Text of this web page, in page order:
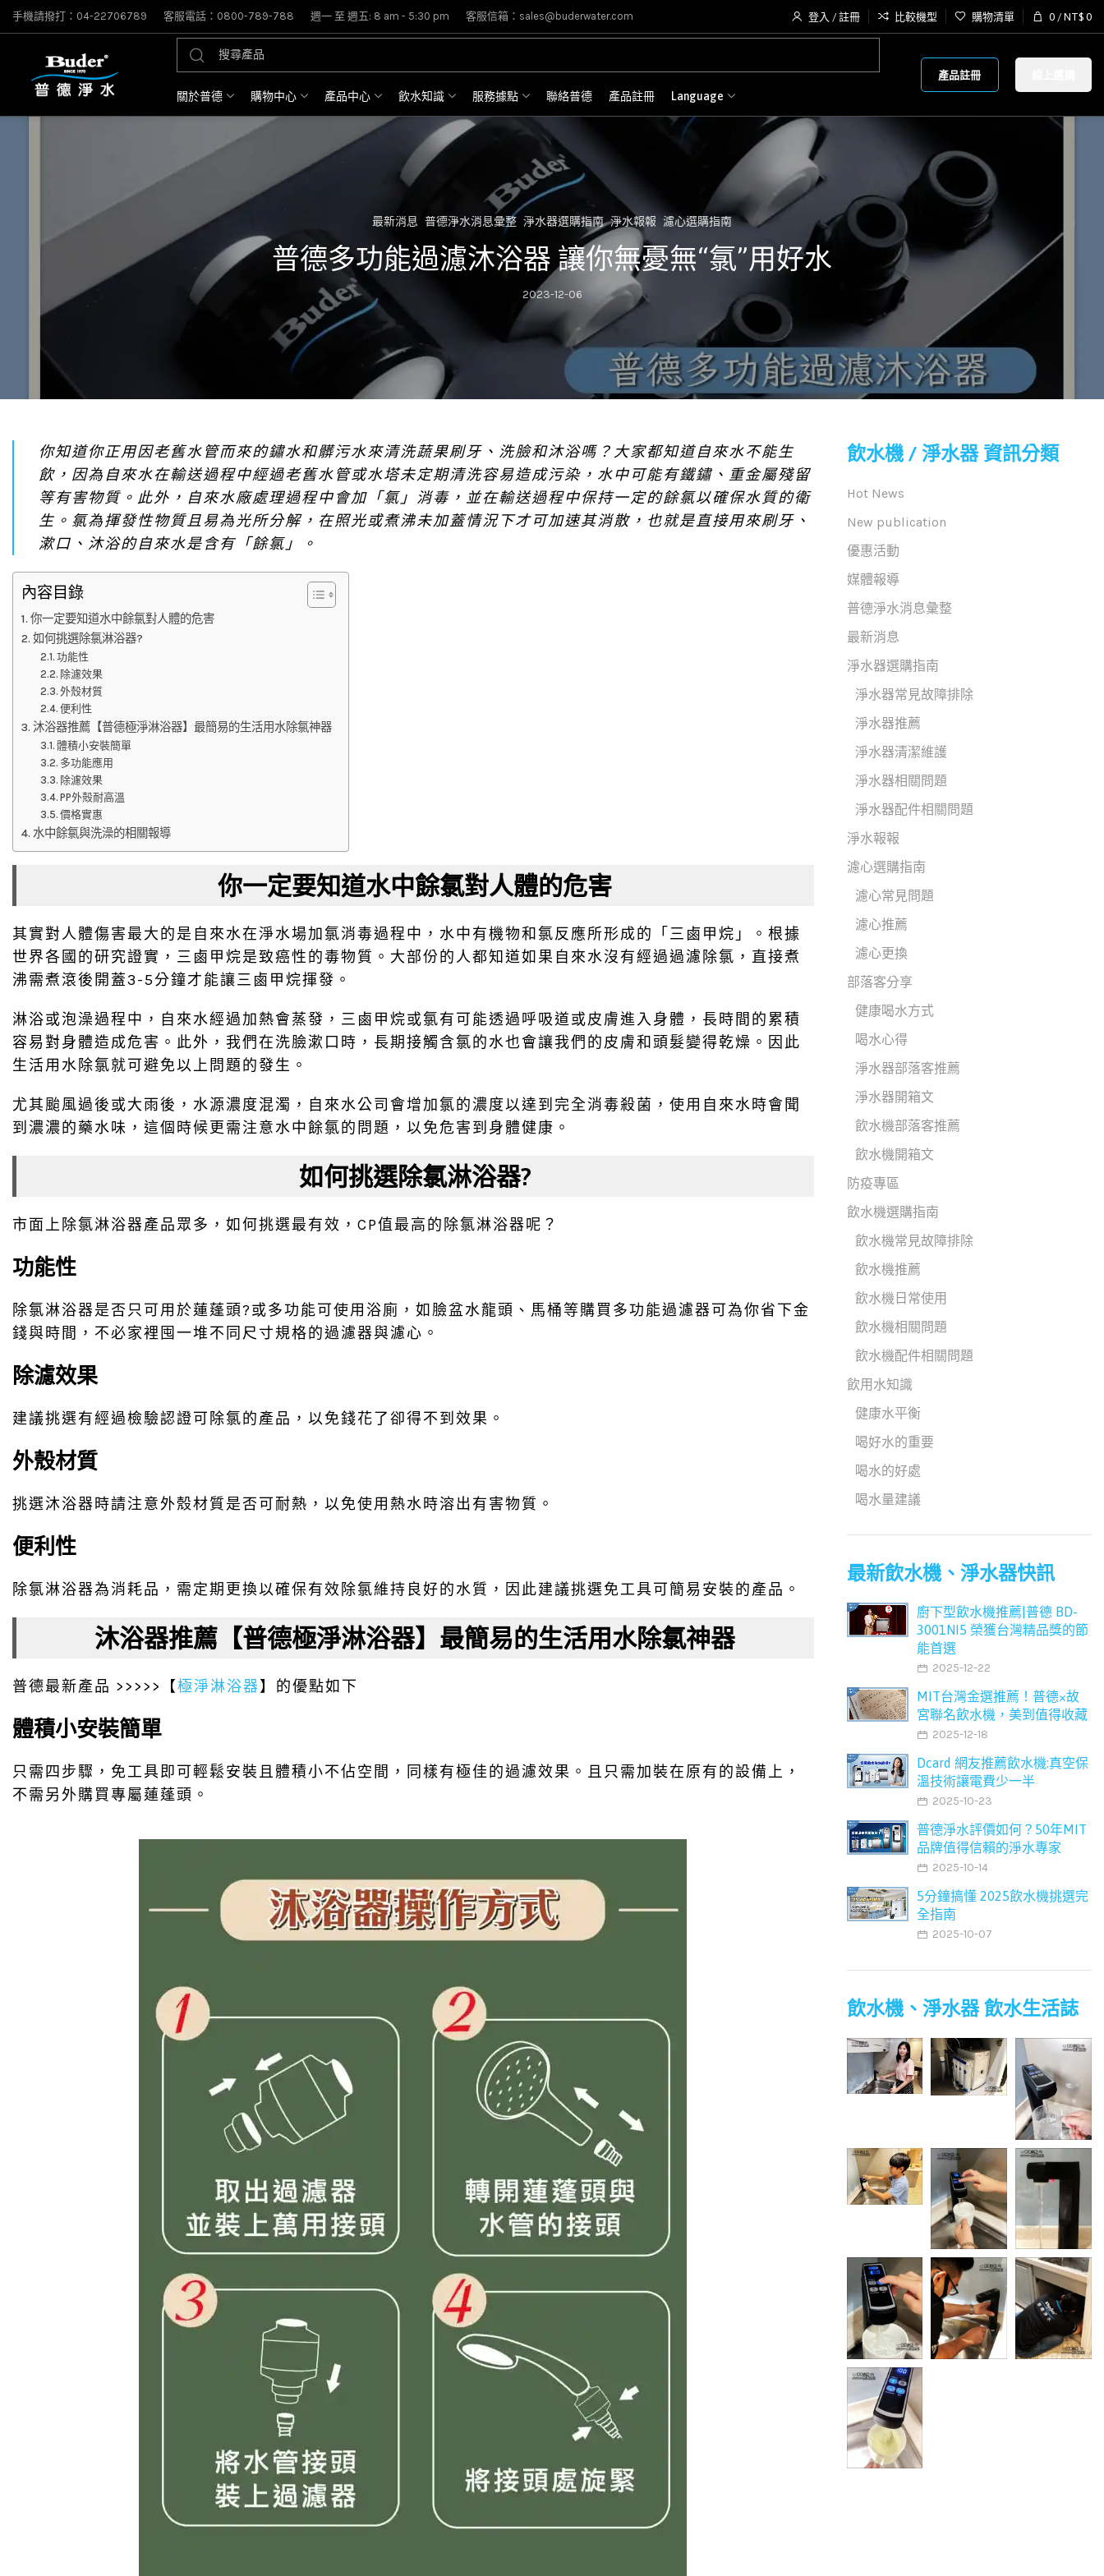
手機請撥打：04-22706789 客服電話：0800-789-788 週一 至 週五: 8 am - 5:30 pm 客服信箱：sales@buderwater.com 登入 / 註冊 比較機型 購物清單 0 / NT$ 0
關於普德 購物中心 產品中心 飲水知識 服務據點 聯絡普德 產品註冊 Language
產品註冊
最新消息 普德淨水消息彙整 淨水器選購指南 淨水報報 濾心選購指南
普德多功能過濾沐浴器 讓你無憂無“氯”用好水
2023-12-06
你知道你正用因老舊水管而來的鏽水和髒污水來清洗蔬果刷牙、洗臉和沐浴嗎？大家都知道自來水不能生
飲，因為自來水在輸送過程中經過老舊水管或水塔未定期清洗容易造成污染，水中可能有鐵鏽、重金屬殘留
等有害物質。此外，自來水廠處理過程中會加「氯」消毒，並在輸送過程中保持一定的餘氯以確保水質的衛
生。氯為揮發性物質且易為光所分解，在照光或煮沸未加蓋情況下才可加速其消散，也就是直接用來刷牙、
漱口、沐浴的自來水是含有「餘氯」。
內容目錄
你一定要知道水中餘氯對人體的危害
如何挑選除氯淋浴器?
功能性
除濾效果
外殼材質
便利性
沐浴器推薦【普德極淨淋浴器】最簡易的生活用水除氯神器
體積小安裝簡單
多功能應用
除濾效果
PP外殻耐高溫
價格實惠
水中餘氯與洗澡的相關報導
你一定要知道水中餘氯對人體的危害
其實對人體傷害最大的是自來水在淨水場加氯消毒過程中，水中有機物和氯反應所形成的「三鹵甲烷」。根據
世界各國的研究證實，三鹵甲烷是致癌性的毒物質。大部份的人都知道如果自來水沒有經過過濾除氯，直接煮
沸需煮滾後開蓋3-5分鐘才能讓三鹵甲烷揮發。
淋浴或泡澡過程中，自來水經過加熱會蒸發，三鹵甲烷或氯有可能透過呼吸道或皮膚進入身體，長時間的累積
容易對身體造成危害。此外，我們在洗臉漱口時，長期接觸含氯的水也會讓我們的皮膚和頭髮變得乾燥。因此
生活用水除氯就可避免以上問題的發生。
尤其颱風過後或大雨後，水源濃度混濁，自來水公司會增加氯的濃度以達到完全消毒殺菌，使用自來水時會聞
到濃濃的藥水味，這個時候更需注意水中餘氯的問題，以免危害到身體健康。
如何挑選除氯淋浴器?
市面上除氯淋浴器產品眾多，如何挑選最有效，CP值最高的除氯淋浴器呢？
功能性
除氯淋浴器是否只可用於蓮蓬頭?或多功能可使用浴廁，如臉盆水龍頭、馬桶等購買多功能過濾器可為你省下金
錢與時間，不必家裡囤一堆不同尺寸規格的過濾器與濾心。
除濾效果
建議挑選有經過檢驗認證可除氯的產品，以免錢花了卻得不到效果。
外殼材質
挑選沐浴器時請注意外殼材質是否可耐熱，以免使用熱水時溶出有害物質。
便利性
除氯淋浴器為消耗品，需定期更換以確保有效除氯維持良好的水質，因此建議挑選免工具可簡易安裝的產品。
沐浴器推薦【普德極淨淋浴器】最簡易的生活用水除氯神器
普德最新產品 >>>>>【極淨淋浴器】的優點如下
體積小安裝簡單
只需四步驟，免工具即可輕鬆安裝且體積小不佔空間，同樣有極佳的過濾效果。且只需加裝在原有的設備上，
不需另外購買專屬蓮蓬頭。
飲水機 / 淨水器 資訊分類
Hot News
New publication
優惠活動
媒體報導
普德淨水消息彙整
最新消息
淨水器選購指南
淨水器常見故障排除
淨水器推薦
淨水器清潔維護
淨水器相關問題
淨水器配件相關問題
淨水報報
濾心選購指南
濾心常見問題
濾心推薦
濾心更換
部落客分享
健康喝水方式
喝水心得
淨水器部落客推薦
淨水器開箱文
飲水機部落客推薦
飲水機開箱文
防疫專區
飲水機選購指南
飲水機常見故障排除
飲水機推薦
飲水機日常使用
飲水機相關問題
飲水機配件相關問題
飲用水知識
健康水平衡
喝好水的重要
喝水的好處
喝水量建議
最新飲水機、淨水器快訊
廚下型飲水機推薦|普德 BD-
3001NI5 榮獲台灣精品獎的節
能首選
2025-12-22
MIT台灣金選推薦！普德×故
宮聯名飲水機，美到值得收藏
2025-12-18
Dcard 網友推薦飲水機:真空保
溫技術讓電費少一半
2025-10-23
普德淨水評價如何？50年MIT
品牌值得信賴的淨水專家
2025-10-14
5分鐘搞懂 2025飲水機挑選完
全指南
2025-10-07
飲水機、淨水器 飲水生活誌